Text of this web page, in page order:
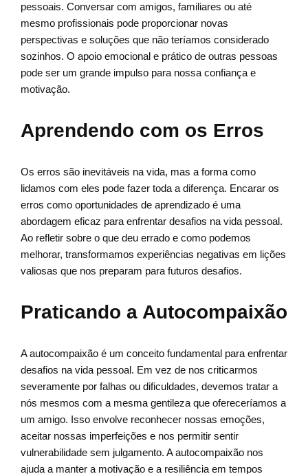
pessoais. Conversar com amigos, familiares ou até
mesmo profissionais pode proporcionar novas
perspectivas e soluções que não teríamos considerado
sozinhos. O apoio emocional e prático de outras pessoas
pode ser um grande impulso para nossa confiança e
motivação.
Aprendendo com os Erros
Os erros são inevitáveis na vida, mas a forma como
lidamos com eles pode fazer toda a diferença. Encarar os
erros como oportunidades de aprendizado é uma
abordagem eficaz para enfrentar desafios na vida pessoal.
Ao refletir sobre o que deu errado e como podemos
melhorar, transformamos experiências negativas em lições
valiosas que nos preparam para futuros desafios.
Praticando a Autocompaixão
A autocompaixão é um conceito fundamental para enfrentar
desafios na vida pessoal. Em vez de nos criticarmos
severamente por falhas ou dificuldades, devemos tratar a
nós mesmos com a mesma gentileza que ofereceríamos a
um amigo. Isso envolve reconhecer nossas emoções,
aceitar nossas imperfeições e nos permitir sentir
vulnerabilidade sem julgamento. A autocompaixão nos
ajuda a manter a motivação e a resiliência em tempos